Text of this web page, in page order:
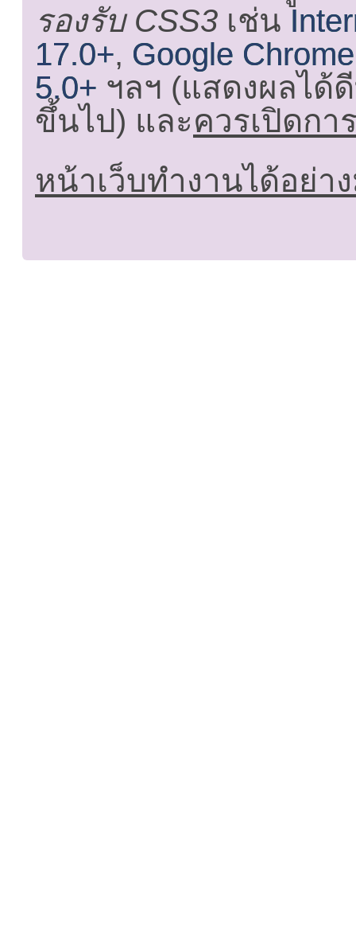
รองรับ CSS3 เช่น
17.0+, Google
5.0+ ฯลฯ (แสดงผลได้
ขึ้นไป) และควรเปิดกา
หน้าเว็บทำงานได้อย่า